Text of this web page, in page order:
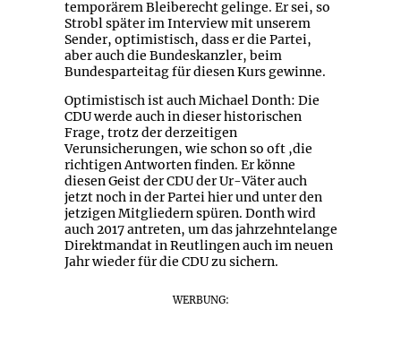
temporärem Bleiberecht gelinge. Er sei, so
Strobl später im Interview mit unserem
Sender, optimistisch, dass er die Partei,
aber auch die Bundeskanzler, beim
Bundesparteitag für diesen Kurs gewinne.
Optimistisch ist auch Michael Donth: Die
CDU werde auch in dieser historischen
Frage, trotz der derzeitigen
Verunsicherungen, wie schon so oft ,die
richtigen Antworten finden. Er könne
diesen Geist der CDU der Ur-Väter auch
jetzt noch in der Partei hier und unter den
jetzigen Mitgliedern spüren. Donth wird
auch 2017 antreten, um das jahrzehntelange
Direktmandat in Reutlingen auch im neuen
Jahr wieder für die CDU zu sichern.
WERBUNG: